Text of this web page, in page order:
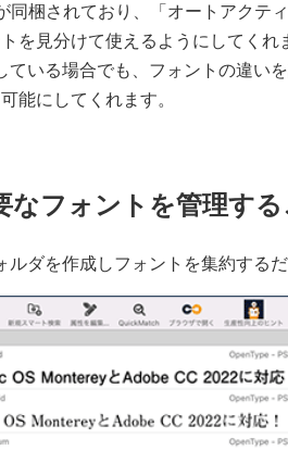
同梱されており、「オートアクテ
を見分けて使えるようにしてくれ
いる場合でも、フォントの違い
能にしてくれます。
フォントを管理する
ダを作成しフォントを集約するだ